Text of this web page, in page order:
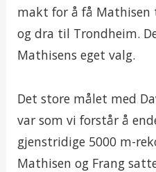
makt for å få Mathisen
og dra til Trondheim.
Mathisens eget valg.
Det store målet med
var som vi forstår å
gjenstridige 5000 m-
Mathisen og Frang